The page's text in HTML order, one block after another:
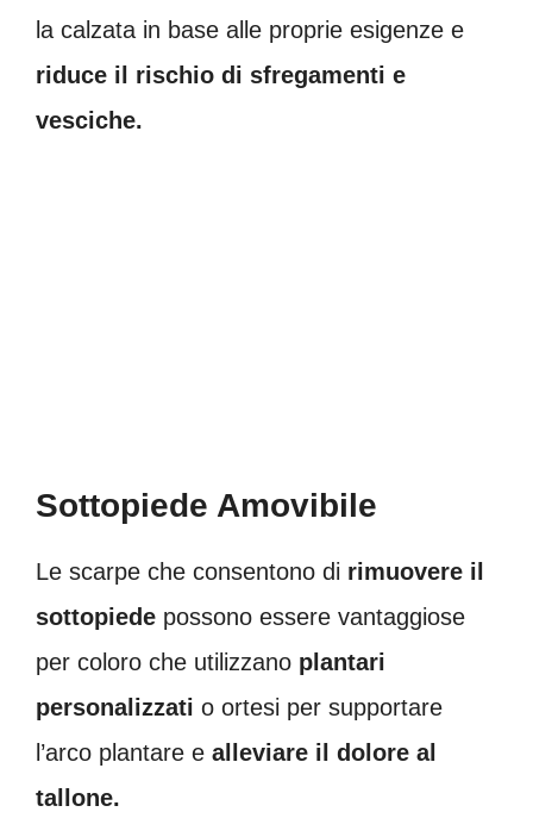
la calzata in base alle proprie esigenze e
riduce il rischio di sfregamenti e
vesciche.
Sottopiede Amovibile
Le scarpe che consentono di rimuovere il
sottopiede possono essere vantaggiose
per coloro che utilizzano plantari
personalizzati o ortesi per supportare
l’arco plantare e alleviare il dolore al
tallone.